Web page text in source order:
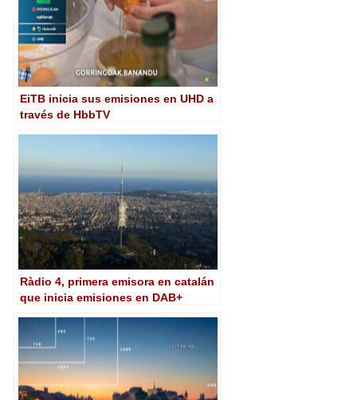
EiTB inicia sus emisiones en UHD a
través de HbbTV
Ràdio 4, primera emisora en catalán
que inicia emisiones en DAB+